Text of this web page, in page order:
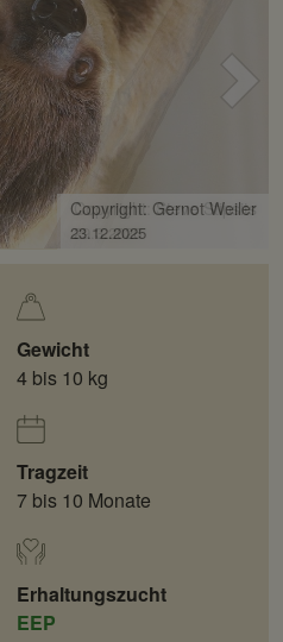
Bild
Copyright: Gernot Weiler
23.12.2025
Gewicht
4 bis 10 kg
Tragzeit
7 bis 10 Monate
Erhaltungszucht
EEP